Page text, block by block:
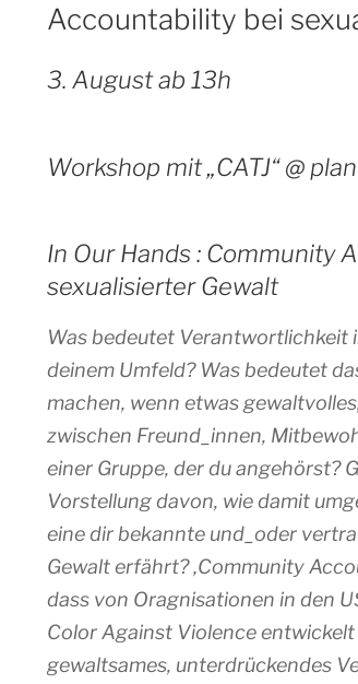
Accountability bei
3. August ab 13h
Workshop mit „CATJ“ @
In Our Hands : Community
sexualisierter Gewalt
Was bedeutet Verantwortlichkeit
deinem Umfeld? Was bedeutet
machen, wenn etwas
zwischen Freund_innen,
einer Gruppe, der du angehörst?
Vorstellung davon, wie damit
eine dir bekannte und_oder
Gewalt erfährt? ‚Community
dass von Oragnisationen in den
Color Against Violence
gewaltsames, unterdrückendes